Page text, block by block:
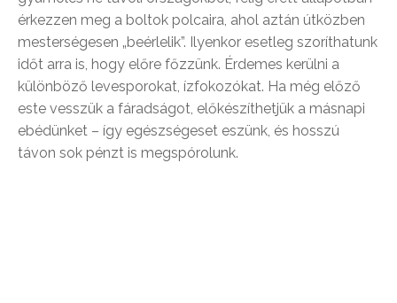
érkezzen meg a boltok polcaira, ahol aztán útközben
mesterségesen „beérlelik”. Ilyenkor esetleg szoríthatunk
időt arra is, hogy előre főzzünk. Érdemes kerülni a
különböző levesporokat, ízfokozókat. Ha még előző
este vesszük a fáradságot, előkészíthetjük a másnapi
ebédünket – így egészségeset eszünk, és hosszú
távon sok pénzt is megspórolunk.